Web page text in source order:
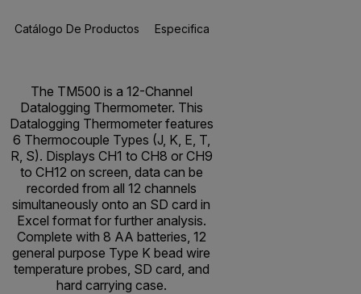
Catálogo De Productos Especificaciones
The TM500 is a 12-Channel
Datalogging Thermometer. This
Datalogging Thermometer features
6 Thermocouple Types (J, K, E, T,
R, S). Displays CH1 to CH8 or CH9
to CH12 on screen, data can be
recorded from all 12 channels
simultaneously onto an SD card in
Excel format for further analysis.
Complete with 8 AA batteries, 12
general purpose Type K bead wire
temperature probes, SD card, and
hard carrying case.